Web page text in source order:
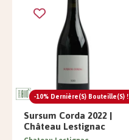
-10% Dernière(s) Bouteille(s) !
Sursum Corda 2022 |
Château Lestignac